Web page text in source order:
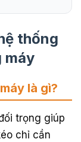
thống
máy
là gì?
trọng giúp
chỉ cần